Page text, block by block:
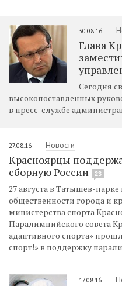
30.08.16
Глава
Сегодня
высокопоставленных
в пресс-службе
27.08.16 Новости
Красноярцы
сборную России
23
27 августа в Татышев-
общественности города и
министерства спорта
Паралимпийского совета
адаптивного спорта»
спорт!» в поддержку
17.08.16